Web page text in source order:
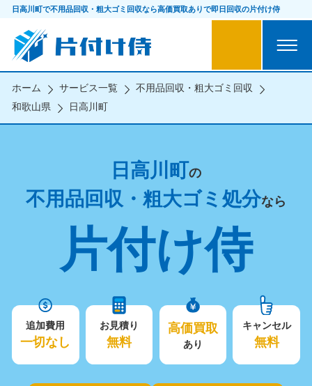
日高川町で不用品回収・粗大ゴミ回収なら高価買取ありで即日回収の片付け侍
ホーム サービス一覧
不用品回収・粗大ゴミ回収
和歌山県
日高川町
日高川町の
不用品回収・粗大ゴミ処分なら
片付け侍
追加費用
一切なし
お見積り
無料
高価買取
あり
キャンセル
無料